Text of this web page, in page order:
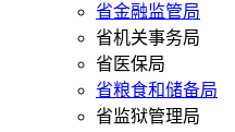
省金融监管局
省机关事务局
省医保局
省粮食和储备局
省监狱管理局